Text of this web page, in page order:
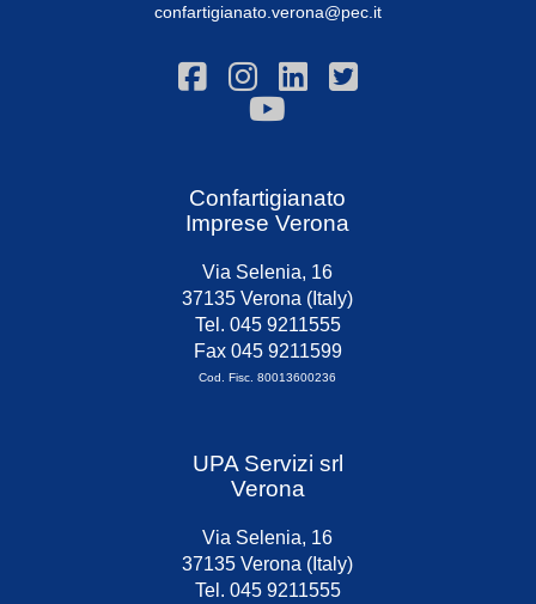
confartigianato.verona@pec.it
Confartigianato
Imprese Verona
Via Selenia, 16
37135 Verona (Italy)
Tel. 045 9211555
Fax 045 9211599
Cod. Fisc. 80013600236
UPA Servizi srl
Verona
Via Selenia, 16
37135 Verona (Italy)
Tel. 045 9211555